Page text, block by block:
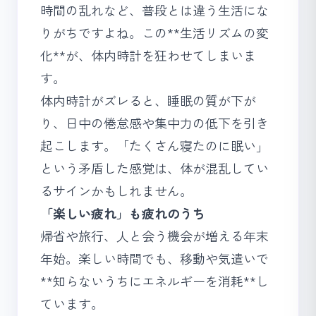
時間の乱れなど、普段とは違う生活にな
りがちですよね。この**生活リズムの変
化**が、体内時計を狂わせてしまいま
す。
体内時計がズレると、 睡眠の質が下が
り、日中の倦怠感や集中力の低下を引き
起こします。「たくさん寝たのに眠い」
という矛盾した感覚は、体が混乱してい
るサインかもしれません。
「楽しい疲れ」も疲れのうち
帰省や旅行、人と会う機会が増える年末
年始。楽しい時間でも、移動や気遣いで
**知らないうちにエネルギーを消耗**し
ています。